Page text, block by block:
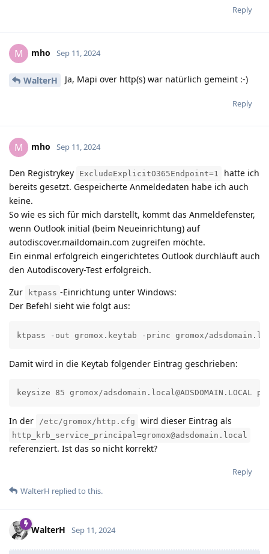
Reply
M mho Sep 11, 2024
WalterH Ja, Mapi over http(s) war natürlich gemeint :-)
Reply
M mho Sep 11, 2024
Den Registrykey ExcludeExplicitO365Endpoint=1
hatte ich
bereits gesetzt. Gespeicherte Anmeldedaten habe ich auch
keine.
So wie es sich für mich darstellt, kommt das Anmeldefenster,
wenn Outlook initial (beim Neueinrichtung) auf
autodiscover.maildomain.com zugreifen möchte.
Ein einmal erfolgreich eingerichtetes Outlook durchläuft auch
den Autodiscovery-Test erfolgreich.
Zur
ktpass -Einrichtung unter Windows:
Der Befehl sieht wie folgt aus:
ktpass -out gromox.keytab -princ gromox/
Damit wird in die Keytab folgender Eintrag geschrieben:
keysize 85 gromox/
In der /etc/gromox/http.cfg wird dieser Eintrag als
http_krb_service_principal=gromox@adsdomain.local
referenziert. Ist das so nicht korrekt?
Reply
WalterH replied to this.
WalterH Sep 11, 2024